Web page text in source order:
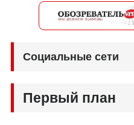
Социальные сети
Первый план